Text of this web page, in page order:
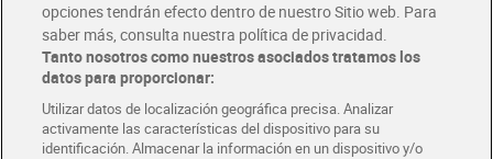
Tarjeta MaX Dia
Te devuelve hasta 8€/mes de tus compras.
¡Solicita tu tarjeta de crédito aquí!
COMER MEJOR CADA DIA
opciones tendrán efecto dentro de nuestro Sitio web. Para
saber más, consulta nuestra política de privacidad.
Tanto nosotros como nuestros asociados tratamos los
datos para proporcionar:
Utilizar datos de localización geográfica precisa. Analizar
activamente las características del dispositivo para su
identificación. Almacenar la información en un dispositivo y/o